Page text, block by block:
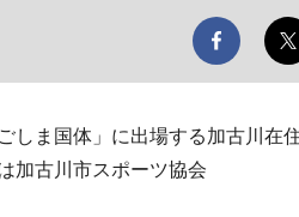
しま国体」に出場する加古川在
加古川市スポーツ協会